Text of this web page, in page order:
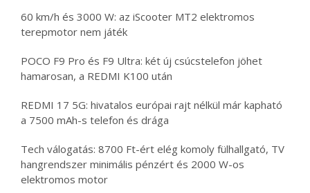
60 km/h és 3000 W: az iScooter MT2 elektromos
terepmotor nem játék
POCO F9 Pro és F9 Ultra: két új csúcstelefon jöhet
hamarosan, a REDMI K100 után
REDMI 17 5G: hivatalos európai rajt nélkül már kapható
a 7500 mAh-s telefon és drága
Tech válogatás: 8700 Ft-ért elég komoly fülhallgató, TV
hangrendszer minimális pénzért és 2000 W-os
elektromos motor